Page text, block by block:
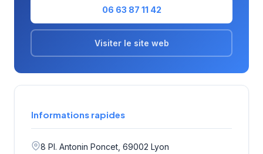
06 63 87 11 42
Visiter le site web
Informations rapides
8 Pl. Antonin Poncet, 69002 Lyon